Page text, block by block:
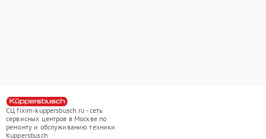
СЦ fixim-kuppersbusch.ru - сеть
сервисных центров в Москве по
ремонту и обслуживанию техники
Kuppersbusch